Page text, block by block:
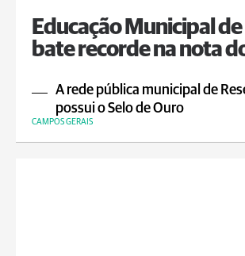
Educação Municipal
bate recorde na nota
A rede pública municipal de
possui o Selo de Ouro
CAMPOS GERAIS